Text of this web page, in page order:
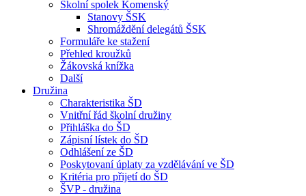
Školní spolek Komenský
Stanovy ŠSK
Shromáždění delegátů ŠSK
Formuláře ke stažení
Přehled kroužků
Žákovská knížka
Další
Družina
Charakteristika ŠD
Vnitřní řád školní družiny
Přihláška do ŠD
Zápisní lístek do ŠD
Odhlášení ze ŠD
Poskytovaní úplaty za vzdělávání ve ŠD
Kritéria pro přijetí do ŠD
ŠVP - družina